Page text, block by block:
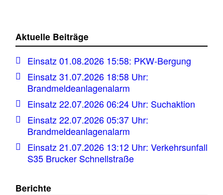
Aktuelle Beiträge
Einsatz 01.08.2026 15:58: PKW-Bergung
Einsatz 31.07.2026 18:58 Uhr:
Brandmeldeanlagenalarm
Einsatz 22.07.2026 06:24 Uhr: Suchaktion
Einsatz 22.07.2026 05:37 Uhr:
Brandmeldeanlagenalarm
Einsatz 21.07.2026 13:12 Uhr: Verkehrsunfall
S35 Brucker Schnellstraße
Berichte